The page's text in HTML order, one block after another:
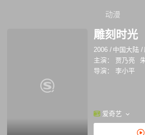
动漫
雕刻时光
2006 / 中国大陆 /
主演：
贾乃亮
导演：
李小平
爱奇艺